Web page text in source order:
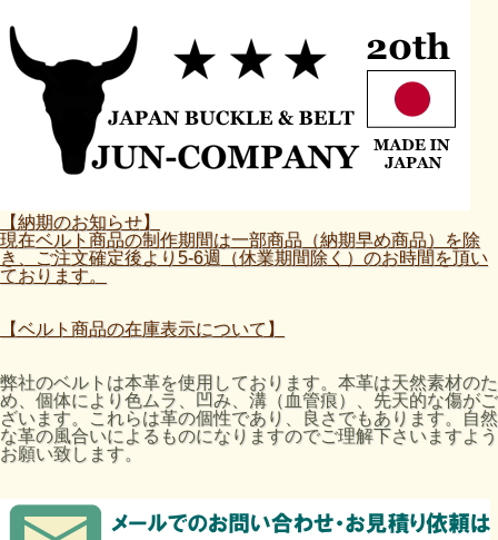
【納期のお知らせ】
現在ベルト商品の制作期間は一部商品（納期早め商品）を除
き、ご注文確定後より5-6週（休業期間除く）のお時間を頂い
ております。
【ベルト商品の在庫表示について】
弊社のベルトは本革を使用しております。本革は天然素材のた
め、個体により色ムラ、凹み、溝（血管痕）、先天的な傷がご
ざいます。これらは革の個性であり、良さでもあります。自然
な革の風合いによるものになりますのでご理解下さいますよう
お願い致します。